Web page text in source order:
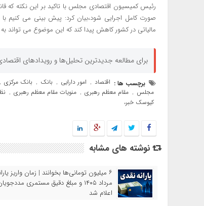
رئیس کمیسیون اقتصادی مجلس با تاکید بر این نکته که
صورت کامل اجرایی شود،بیان کرد: پیش بینی می کنیم با
مالیاتی در کشور کاهش پیدا کند که این موضوع می تواند به
برای مطالعه جدیدترین تحلیل‌ها و رویدادهای
برچسب ها : اقتصاد , امور دارایی , بانک , بانک مرکزی ,
مجلس , مقام معظم رهبری , منویات مقام معظم رهبری ,
کیوسک خبر،
نوشته های مشابه
۶ میلیون تومانی‌ها بخوانند | زمان واریز
مرداد ۱۴۰۵ و مبلغ دقیق مستمری
اعلام شد